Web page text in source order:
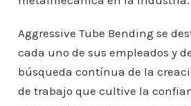
Aggressive Tube Bending se
cada uno de sus empleados y
búsqueda contínua de la
de trabajo que cultive la